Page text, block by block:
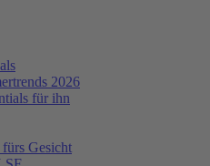
2026
für ihn
fürs Gesicht